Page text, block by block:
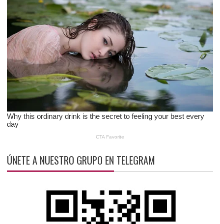
ÚNETE A NUESTRO GRUPO EN TELEGRAM